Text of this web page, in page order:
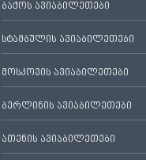
ბაქოს ავიაბილეთები
სტამბულის ავიაბილეთები
მოსკოვის ავიაბილეთები
ბერლინის ავიაბილეთები
ათენის ავიაბილეთები